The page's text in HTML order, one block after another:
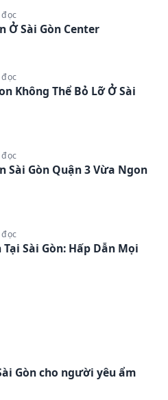
Ở Sài Gòn Center
Không Thể Bỏ Lỡ Ở Sài
Sài Gòn Quận 3 Vừa Ngon
Sài Gòn: Hấp Dẫn Mọi
Gòn cho người yêu ẩm